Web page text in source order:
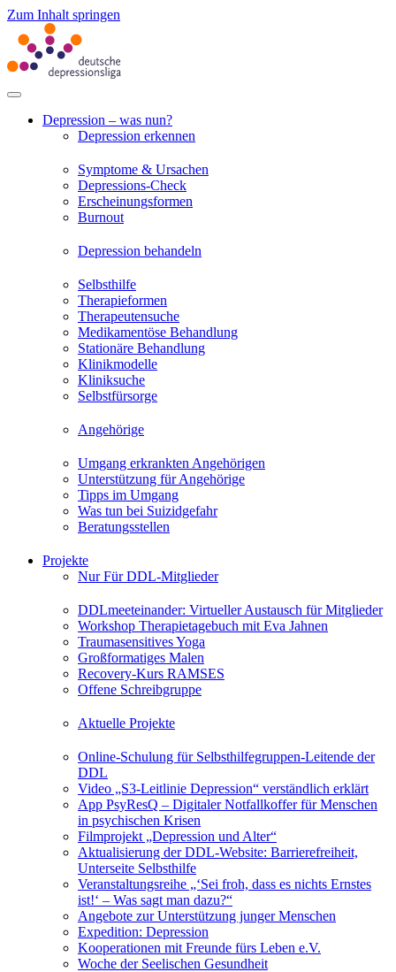
Zum Inhalt springen
Depression – was nun?
Depression erkennen
Symptome & Ursachen
Depressions-Check
Erscheinungsformen
Burnout
Depression behandeln
Selbsthilfe
Therapieformen
Therapeutensuche
Medikamentöse Behandlung
Stationäre Behandlung
Klinikmodelle
Kliniksuche
Selbstfürsorge
Angehörige
Umgang erkrankten Angehörigen
Unterstützung für Angehörige
Tipps im Umgang
Was tun bei Suizidgefahr
Beratungsstellen
Projekte
Nur Für DDL-Mitglieder
DDLmeeteinander: Virtueller Austausch für Mitglieder
Workshop Therapietagebuch mit Eva Jahnen
Traumasensitives Yoga
Großformatiges Malen
Recovery-Kurs RAMSES
Offene Schreibgruppe
Aktuelle Projekte
Online-Schulung für Selbsthilfegruppen-Leitende der
DDL
Video „S3-Leitlinie Depression“ verständlich erklärt
App PsyResQ – Digitaler Notfallkoffer für Menschen
in psychischen Krisen
Filmprojekt „Depression und Alter“
Aktualisierung der DDL-Website: Barrierefreiheit,
Unterseite Selbsthilfe
Veranstaltungsreihe „‘Sei froh, dass es nichts Ernstes
ist!‘ – Was sagt man dazu?“
Angebote zur Unterstützung junger Menschen
Expedition: Depression
Kooperationen mit Freunde fürs Leben e.V.
Woche der Seelischen Gesundheit